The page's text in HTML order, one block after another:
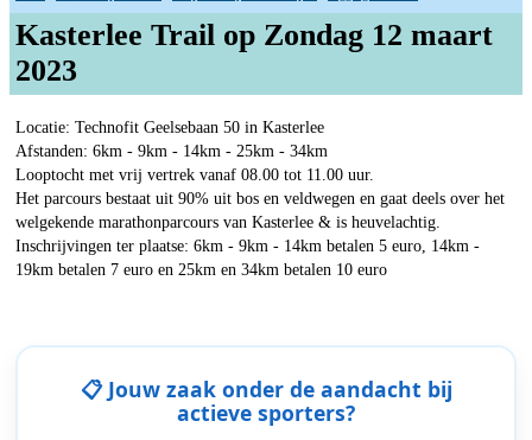
Kasterlee Trail op Zondag 12 maart
2023
Locatie: Technofit Geelsebaan 50 in Kasterlee
Afstanden: 6km - 9km - 14km - 25km - 34km
Looptocht met vrij vertrek vanaf 08.00 tot 11.00 uur.
Het parcours bestaat uit 90% uit bos en veldwegen en gaat deels over het
welgekende marathonparcours van Kasterlee & is heuvelachtig.
Inschrijvingen ter plaatse: 6km - 9km - 14km betalen 5 euro, 14km -
19km betalen 7 euro en 25km en 34km betalen 10 euro
📋 Jouw zaak onder de aandacht bij
actieve sporters?